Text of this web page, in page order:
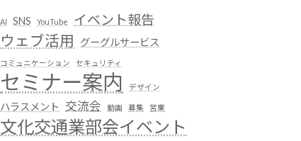
AI SNS YouTube イベント報告
ウェブ活用 グーグルサービス
コミュニケーション セキュリティ
セミナー案内 デザイン
ハラスメント 交流会 動画 募集 営業
文化交通業部会イベント